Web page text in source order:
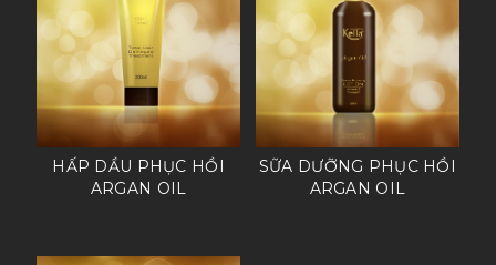
HẤP DẦU PHỤC HỒI
ARGAN OIL
SỮA DƯỠNG PHỤC HỒI
ARGAN OIL